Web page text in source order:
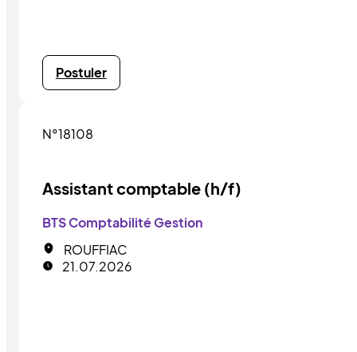
Postuler
N°18108
Assistant comptable (h/f)
BTS Comptabilité Gestion
ROUFFIAC
21.07.2026